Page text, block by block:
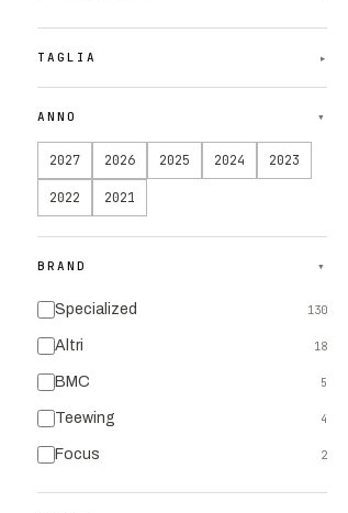
TAGLIA ▾
ANNO ▾
2027 2026 2025 2024 2023
2022 2021
BRAND ▾
Specialized 130
Altri 18
BMC 5
Teewing 4
Focus 2